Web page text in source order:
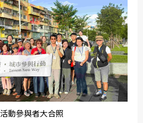
活動參與者大合照